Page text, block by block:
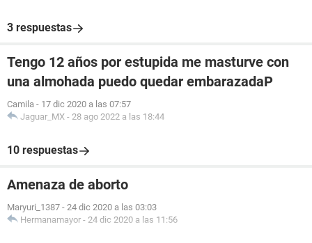
3 respuestas
Tengo 12 años por estupida me masturve con
una almohada puedo quedar embarazadaP
Camila - 17 dic 2020 a las 07:57
Jaguar_MX - 28 ago 2022 a las 18:44
10 respuestas
Amenaza de aborto
Maryuri_1387 - 24 dic 2020 a las 03:03
Hermanamayor - 24 dic 2020 a las 11:56